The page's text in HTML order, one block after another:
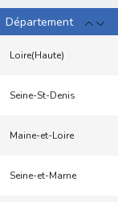
Département
Loire(Haute)
Seine-St-Denis
Maine-et-Loire
Seine-et-Marne